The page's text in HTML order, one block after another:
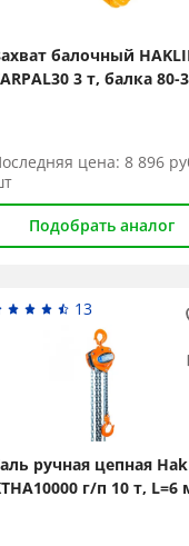
балочный
3 т, балка 80-
цена:8 896
Подобрать аналог
13
ручная цепная
г/п 10 т, L=6